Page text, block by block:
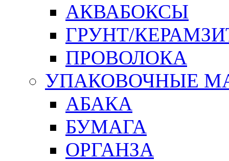
АКВАБОКСЫ
ГРУНТ/
ПРОВОЛОКА
УПАКОВОЧНЫЕ
АБАКА
БУМАГА
ОРГАНЗА